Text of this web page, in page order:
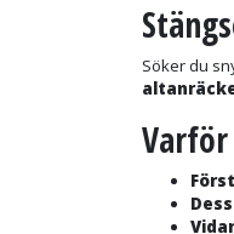
Söker du
Varför